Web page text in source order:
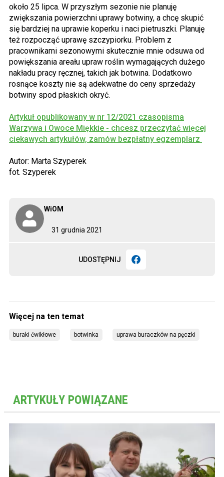
31 grudnia 2021
WiOM
UDOSTĘPNIJ
około 25 lipca. W przyszłym sezonie nie planuję
zwiększania powierzchni uprawy botwiny, a chcę skupić
się bardziej na uprawie koperku i naci pietruszki. Planuję
też rozpocząć uprawę szczypiorku. Problem z
pracownikami sezonowymi skutecznie mnie odsuwa od
powiększania areału upraw roślin wymagających dużego
nakładu pracy ręcznej, takich jak botwina. Dodatkowo
rosnące koszty nie są adekwatne do ceny sprzedaży
botwiny spod płaskich okryć.
Artykuł opublikowany w nr 12/2021 czasopisma
Warzywa i Owoce Miękkie - chcesz przeczytać więcej
ciekawych artykułów, zamów bezpłatny egzemplarz
Autor: Marta Szyperek
fot. Szyperek
buraki ćwikłowe botwinka uprawa buraczków na pęczki
ARTYKUŁY POWIĄZANE